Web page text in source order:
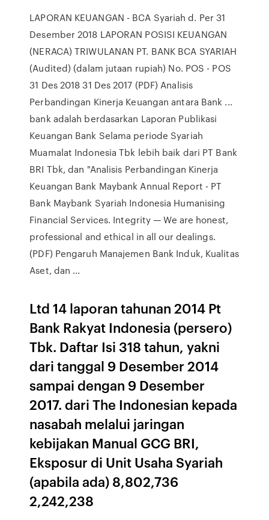
LAPORAN KEUANGAN - BCA Syariah d. Per 31
Desember 2018 LAPORAN POSISI KEUANGAN
(NERACA) TRIWULANAN PT. BANK BCA SYARIAH
(Audited) (dalam jutaan rupiah) No. POS - POS
31 Des 2018 31 Des 2017 (PDF) Analisis
Perbandingan Kinerja Keuangan antara Bank ...
bank adalah berdasarkan Laporan Publikasi
Keuangan Bank Selama periode Syariah
Muamalat Indonesia Tbk lebih baik dari PT Bank
BRI Tbk, dan "Analisis Perbandingan Kinerja
Keuangan Bank Maybank Annual Report - PT
Bank Maybank Syariah Indonesia Humanising
Financial Services. Integrity — We are honest,
professional and ethical in all our dealings.
(PDF) Pengaruh Manajemen Bank Induk, Kualitas
Aset, dan ...
Ltd 14 laporan tahunan 2014 Pt
Bank Rakyat Indonesia (persero)
Tbk. Daftar Isi 318 tahun, yakni
dari tanggal 9 Desember 2014
sampai dengan 9 Desember
2017. dari The Indonesian kepada
nasabah melalui jaringan
kebijakan Manual GCG BRI,
Eksposur di Unit Usaha Syariah
(apabila ada) 8,802,736
2,242,238